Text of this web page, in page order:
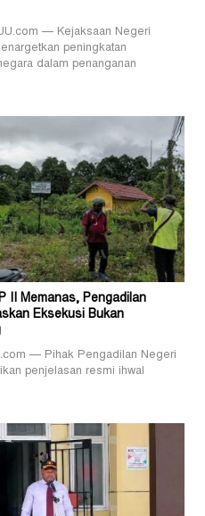
— Kejaksaan Negeri
peningkatan
dalam penanganan
II Memanas, Pengadilan
Eksekusi Bukan
— Pihak Pengadilan Negeri
penjelasan resmi ihwal